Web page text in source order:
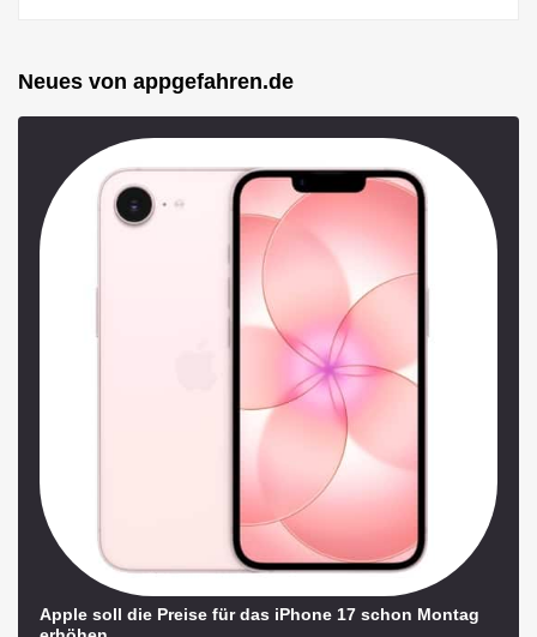
Neues von appgefahren.de
Apple soll die Preise für das iPhone 17 schon Montag